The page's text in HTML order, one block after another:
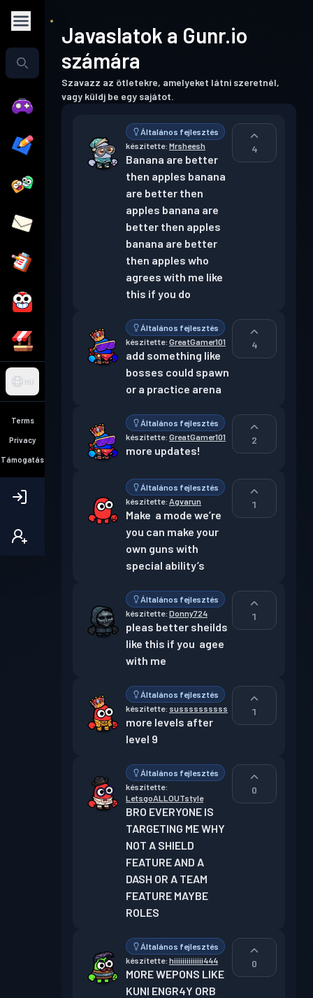
HU
Terms
Privacy
Támogatás
Javaslatok a Gunr.io
számára
Szavazz az ötletekre, amelyeket látni szeretnél,
vagy küldj be egy sajátot.
Általános fejlesztés
készítette: Mrsheesh
Banana are better
then apples banana
are better then
apples banana are
better then apples
banana are better
then apples who
agrees with me like
this if you do
4
Általános fejlesztés
készítette: GreatGamer101
add something like
bosses could spawn
or a practice arena
4
Általános fejlesztés
készítette: GreatGamer101
more updates!
2
Általános fejlesztés
készítette: Agvarun
Make  a mode we’re
you can make your
own guns with
special ability’s
1
Általános fejlesztés
készítette: Donny724
pleas better sheilds
like this if you  agee
with me
1
Általános fejlesztés
készítette: sussssssssss
more levels after
level 9
1
Általános fejlesztés
készítette:
LetsgoALLOUTstyle
BRO EVERYONE IS
TARGETING ME WHY
NOT A SHIELD
FEATURE AND A
DASH OR A TEAM
FEATURE MAYBE
ROLES
0
Általános fejlesztés
készítette: hiiiiiiiiiiiiii444
MORE WEPONS LIKE
KUNI ENGR4Y ORB
0